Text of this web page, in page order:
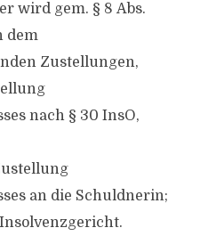
wird gem. § 8 Abs.
dem
Zustellungen,
nach § 30 InsO,
an die Schuldnerin;